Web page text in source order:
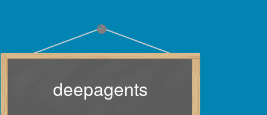
deepagents